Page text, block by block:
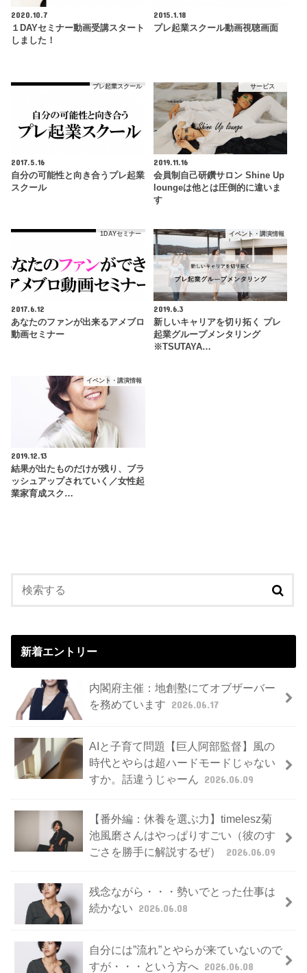
2020.10.7
１DAYセミナー動画受講スタート
しました！
2015.1.18
プレ起業スクール動画視聴画面
プレ起業スクール
2017.5.16
自分の可能性と向き合うプレ起業
スクール
サービス
2019.11.16
会員制自己研鑽サロン Shine Up
loungeは他とは圧倒的に違いま
す
1DAYセミナー
2017.6.12
あなたのファンが出来るアメブロ
動画セミナー
イベント・講演情報
2019.6.3
新しいキャリアを切り拓く プレ
起業グループメンタリング
※TSUTAYA…
イベント・講演情報
2019.12.13
結果が出たものだけが残り、ブラ
ッシュアップされていく／女性起
業家育成スク…
新着エントリー
内閣府主催：地創塾にてオブザーバー
を務めています 2026.06.17
AIと子育て問題【巨人阿部監督】風の
時代とやらは超ハードモードじゃない
すか。話違うじゃーん 2026.06.09
【番外編：休養を選ぶ力】timelesz菊
池風磨さんはやっぱりすごい（彼のす
ごさを勝手に解説するぜ）
2026.06.09
残念ながら・・・勢いでとった仕事は
続かない 2026.06.08
自分には”流れ”とやらが来ていないので
すが・・・という方へ 2026.06.08